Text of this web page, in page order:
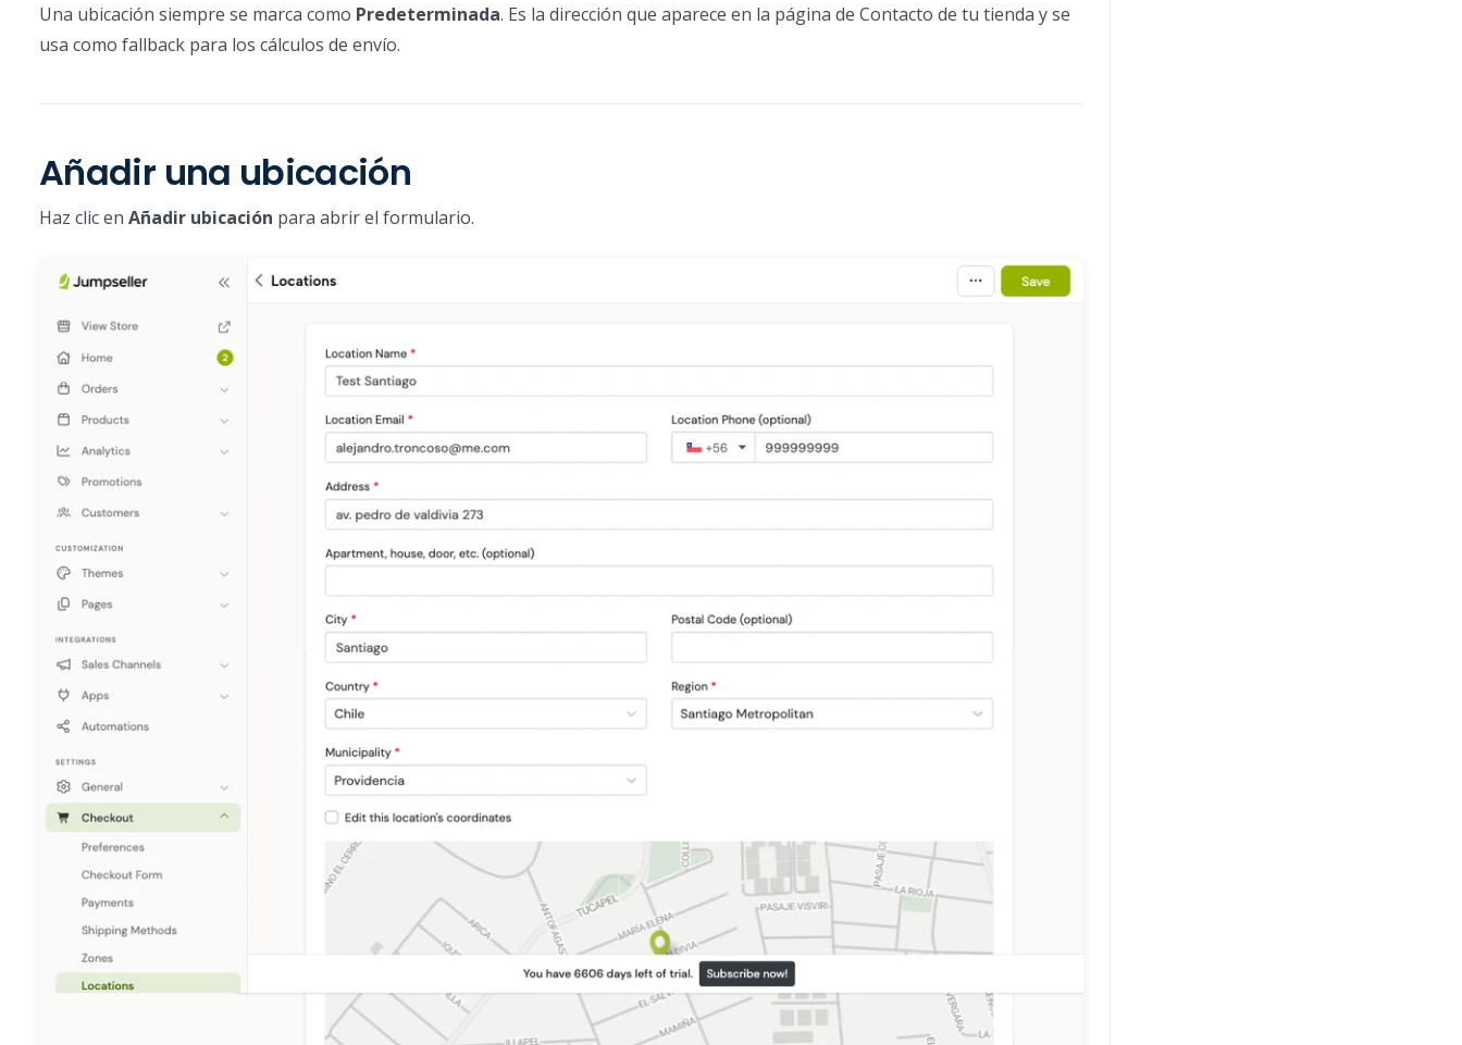
Una ubicación siempre se marca como Predeterminada. Es la dirección que aparece en la página de Contacto de tu tienda y se
usa como fallback para los cálculos de envío.
Añadir una ubicación
Haz clic en Añadir ubicación para abrir el formulario.